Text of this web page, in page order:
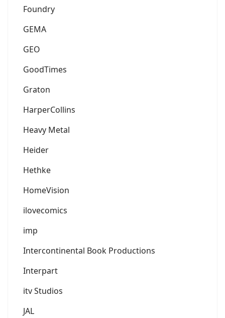
Foundry
GEMA
GEO
GoodTimes
Graton
HarperCollins
Heavy Metal
Heider
Hethke
HomeVision
ilovecomics
imp
Intercontinental Book Productions
Interpart
itv Studios
JAL